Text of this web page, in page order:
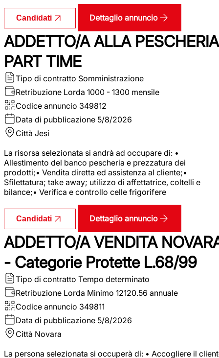
Candidati Dettaglio annuncio
ADDETTO/A ALLA PESCHERIA
PART TIME
Tipo di contratto Somministrazione
Retribuzione Lorda 1000 - 1300 mensile
Codice annuncio 349812
Data di pubblicazione 5/8/2026
Città Jesi
La risorsa selezionata si andrà ad occupare di: •
Allestimento del banco pescheria e prezzatura dei
prodotti;• Vendita diretta ed assistenza al cliente;•
Sfilettatura; take away; utilizzo di affettatrice, coltelli e
bilance;• Verifica e controllo celle frigorifere
Candidati Dettaglio annuncio
ADDETTO/A VENDITA
- Categorie Protette L.68/99
Tipo di contratto Tempo determinato
Retribuzione Lorda Minimo 12120.56 annuale
Codice annuncio 349811
Data di pubblicazione 5/8/2026
Città Novara
La persona selezionata si occuperà di: • Accogliere il